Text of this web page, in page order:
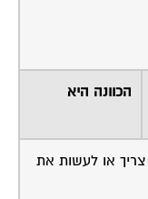
הכוונה היא
או לעשות את